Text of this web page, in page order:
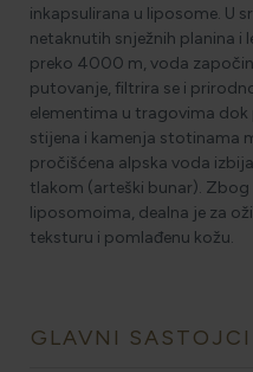
inkapsulirana u liposome. U
netaknutih snježnih planina i
preko 4000 m, voda
putovanje, filtrira se i
elementima u tragovima
stijena i kamenja stotinama
pročišćena alpska voda
tlakom (arteški bunar).
liposomoima, dealna je za
teksturu i pomlađenu kožu.
GLAVNI SASTOJCI